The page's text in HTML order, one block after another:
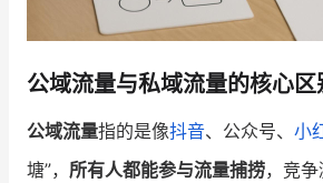
公域流量与私域流量的核心区
公域流量指的是像抖音、公众号、 小
塘”， 所有人都能参与流量捕捞，竞